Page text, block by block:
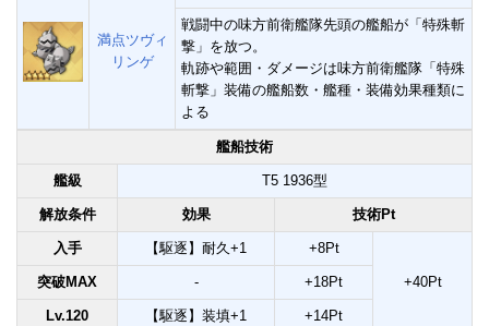
満点ツヴィ
リンゲ
戦闘中の味方前衛艦隊先頭の艦船が「特殊斬
撃」を放つ。
軌跡や範囲・ダメージは味方前衛艦隊「特殊
斬撃」装備の艦船数・艦種・装備効果種類に
よる
艦船技術
艦級 T5 1936型
解放条件 効果 技術Pt
入手 【駆逐】耐久+1 +8Pt
+40Pt
突破MAX - +18Pt
Lv.120 【駆逐】装填+1 +14Pt